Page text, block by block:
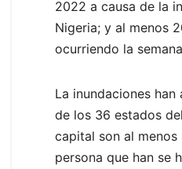
2022 a causa de la
Nigeria; y al menos
ocurriendo la
La inundaciones
de los 36 estados
capital son al
persona que han se